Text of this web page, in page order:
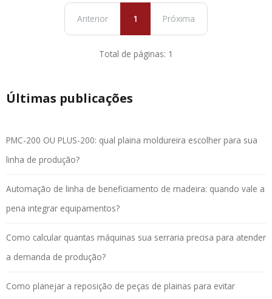
Anterior 1 Próxima
Total de páginas: 1
Últimas publicações
PMC-200 OU PLUS-200: qual plaina moldureira escolher para sua
linha de produção?
Automação de linha de beneficiamento de madeira: quando vale a
pena integrar equipamentos?
Como calcular quantas máquinas sua serraria precisa para atender
a demanda de produção?
Como planejar a reposição de peças de plainas para evitar